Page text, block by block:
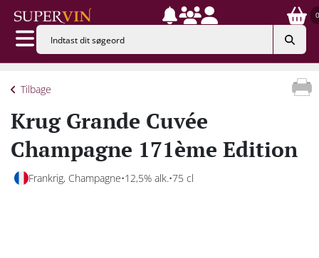
0
Tilbage
Krug Grande Cuvée
Champagne 171ème Edition
Frankrig, Champagne 12,5% alk. 75 cl